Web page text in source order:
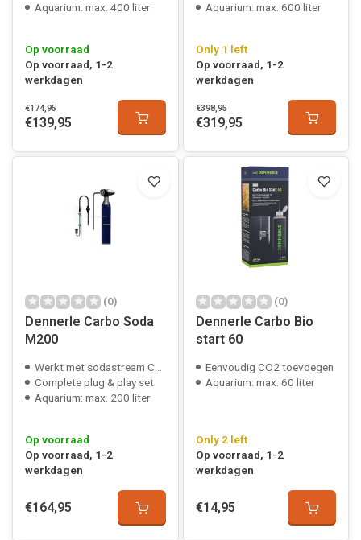
Aquarium: max. 400 liter
Op voorraad
Op voorraad, 1-2
werkdagen
€174,95
€139,95
Aquarium: max. 600 liter
Only 1 left
Op voorraad, 1-2
werkdagen
€398,95
€319,95
(0)
Dennerle Carbo Soda
M200
Werkt met sodastream CO2 flessen
Complete plug & play set
Aquarium: max. 200 liter
Op voorraad
Op voorraad, 1-2
werkdagen
€164,95
(0)
Dennerle Carbo Bio
start 60
Eenvoudig CO2 toevoegen
Aquarium: max. 60 liter
Only 2 left
Op voorraad, 1-2
werkdagen
€14,95